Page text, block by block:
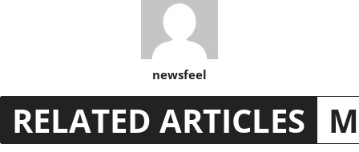
newsfeel
RELATED ARTICLES